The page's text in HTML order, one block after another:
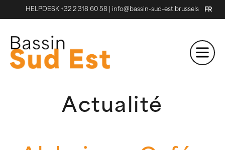
HELPDESK +32 2 318 60 58 info@bassin-sud-est.brussels FR
Actualité